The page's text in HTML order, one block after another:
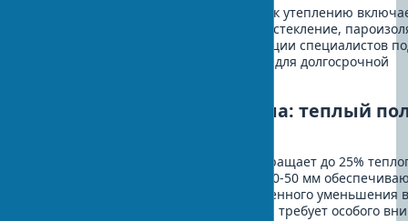
Таким образом, комплексный подход к утеплению
теплоизоляцию, но и качественное остекление,
вентиляцию. Экспертные рекомендации специалистов
важность каждого элемента системы для долгосрочной
Утепление потолка и пола: теплый
Утепление потолка балкона предотвращает до 25%
Современные PIR-плиты толщиной 30-50 мм
эффективную изоляцию без существенного уменьшения
помещения. Утепление пола балкона требует особого